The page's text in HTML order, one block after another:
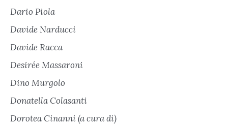
Dario Piola
Davide Narducci
Davide Racca
Desirée Massaroni
Dino Murgolo
Donatella Colasanti
Dorotea Cinanni (a cura di)